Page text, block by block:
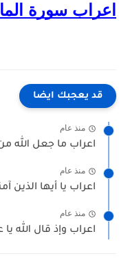
اعراب سورة
قد يعجبك ايضا
منذ عام
اعراب ما جعل الله
منذ عام
اعراب يا أيها الذين
منذ عام
اعراب وإذ قال الله